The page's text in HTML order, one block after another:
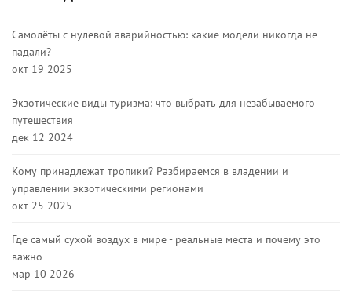
Самолёты с нулевой аварийностью: какие модели никогда не
падали?
окт 19 2025
Экзотические виды туризма: что выбрать для незабываемого
путешествия
дек 12 2024
Кому принадлежат тропики? Разбираемся в владении и
управлении экзотическими регионами
окт 25 2025
Где самый сухой воздух в мире - реальные места и почему это
важно
мар 10 2026